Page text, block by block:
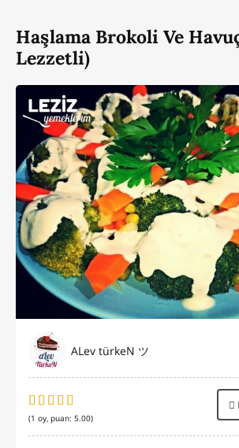
Haşlama Brokoli Ve
Lezzetli)
ALev türkeN ツ
(1 oy, puan: 5.00)